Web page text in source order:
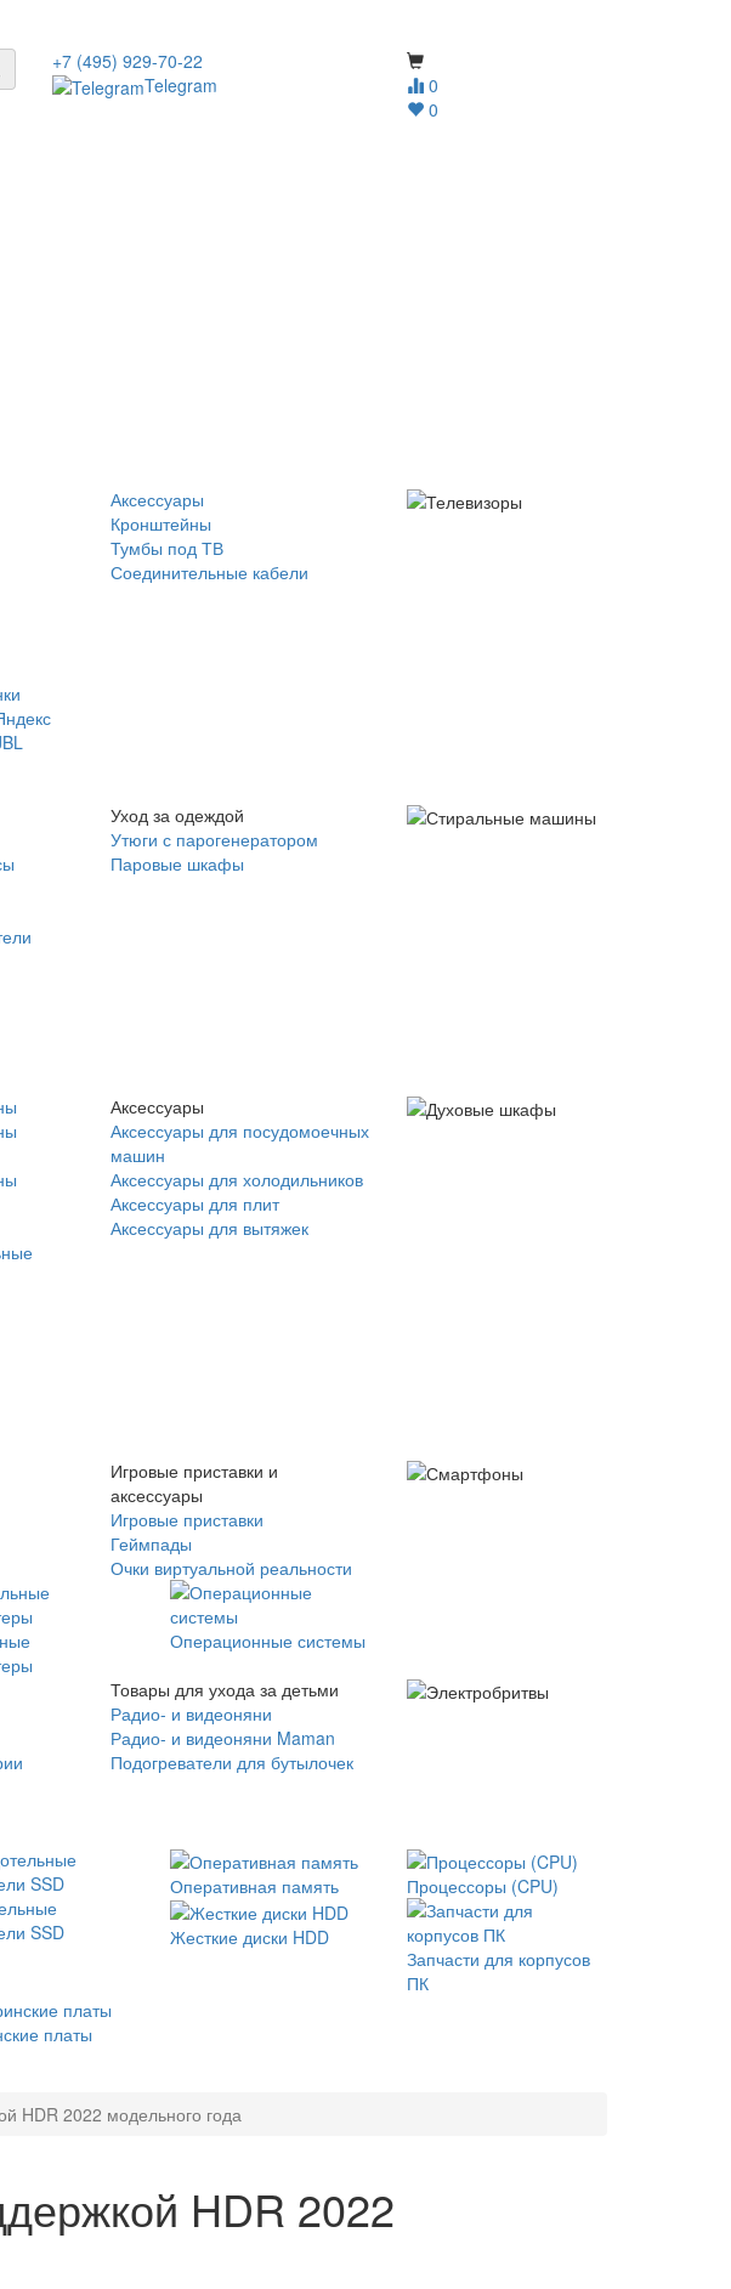
0
0
+7 (495) 929-70-22
Telegram
Аксессуары
Кронштейны
Тумбы под ТВ
Соединительные кабели
Уход за одеждой
Утюги с парогенератором
Паровые шкафы
Аксессуары
Аксессуары для посудомоечных
машин
Аксессуары для холодильников
Аксессуары для плит
Аксессуары для вытяжек
Игровые приставки и
аксессуары
Игровые приставки
Геймпады
Очки виртуальной реальности
Операционные системы
Товары для ухода за детьми
Радио- и видеоняни
Радио- и видеоняни Maman
Подогреватели для бутылочек
SSD
Оперативная память Процессоры (CPU)
Жесткие диски HDD
Запчасти для корпусов
ПК
платы
HDR 2022 модельного года
HDR 2022